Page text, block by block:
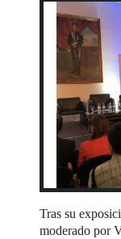
Tras su
moderado por